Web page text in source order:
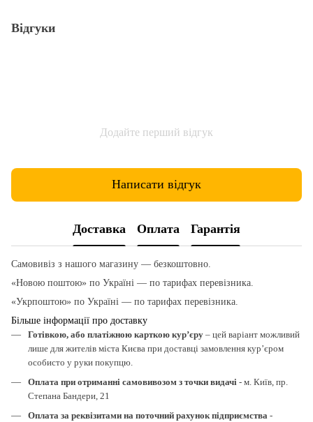
Відгуки
Додайте перший відгук
Написати відгук
Доставка Оплата Гарантія
Самовивіз з нашого магазину — безкоштовно.
«Новою поштою» по Україні — по тарифах перевізника.
«Укрпоштою» по Україні — по тарифах перевізника.
Більше інформації про доставку
Готівкою, або платіжною карткою кур’єру – цей варіант можливий
лише для жителів міста Києва при доставці замовлення кур’єром
особисто у руки покупцю.
Оплата при отриманні самовивозом з точки видачі - м. Київ, пр.
Степана Бандери, 21
Оплата за реквізитами на поточний рахунок підприємства -